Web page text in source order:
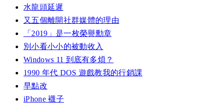
水龍頭延遲
又五個離開社群媒體的理由
「2019」是一枚榮譽勳章
別小看小小的被動收入
Windows 11 到底有多煩？
1990 年代 DOS 遊戲教我的行銷課
早點改
iPhone 襪子